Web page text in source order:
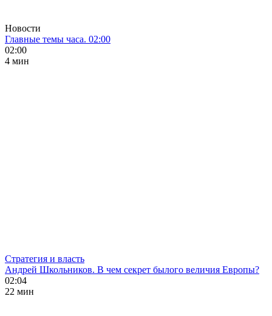
Новости
Главные темы часа. 02:00
02:00
4 мин
Стратегия и власть
Андрей Школьников. В чем секрет былого величия Европы?
02:04
22 мин